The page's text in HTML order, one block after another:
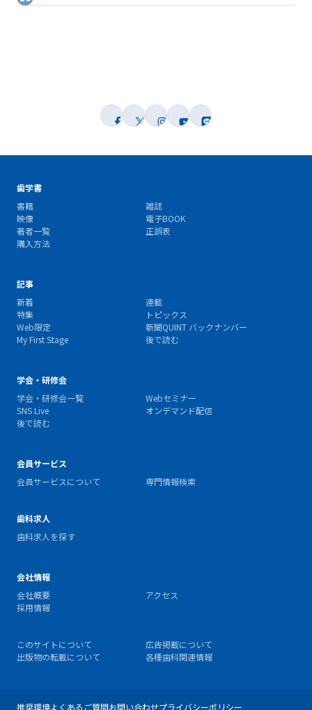
歯学書
書籍
雑誌
映像
電子BOOK
著者一覧
正誤表
購入方法
記事
新着
連載
特集
トピックス
Web限定
新聞QUINT バックナンバー
My First Stage
後で読む
学会・研修会
学会・研修会一覧
Webセミナー
SNS Live
オンデマンド配信
後で読む
会員サービス
会員サービスについて
専門情報検索
歯科求人
歯科求人を探す
会社情報
会社概要
アクセス
採用情報
このサイトについて
広告掲載について
出版物の転載について
各種歯科関連情報
推奨環境よくあるご質問お問い合わせプライバシーポリシー